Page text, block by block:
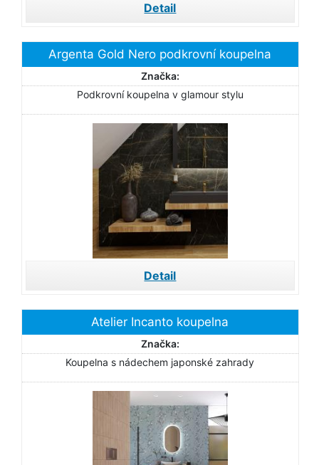
Detail
Argenta Gold Nero podkrovní koupelna
Značka:
Podkrovní koupelna v glamour stylu
Detail
Atelier Incanto koupelna
Značka:
Koupelna s nádechem japonské zahrady